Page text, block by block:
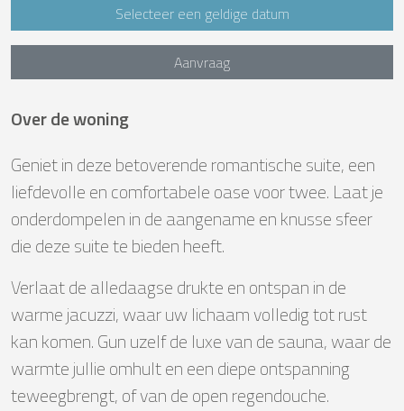
Selecteer een geldige datum
Aanvraag
Over de woning
Geniet in deze betoverende romantische suite, een
liefdevolle en comfortabele oase voor twee. Laat je
onderdompelen in de aangename en knusse sfeer
die deze suite te bieden heeft.
Verlaat de alledaagse drukte en ontspan in de
warme jacuzzi, waar uw lichaam volledig tot rust
kan komen. Gun uzelf de luxe van de sauna, waar de
warmte jullie omhult en een diepe ontspanning
teweegbrengt, of van de open regendouche.